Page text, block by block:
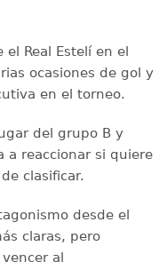
Real Estelí en el
ocasiones de gol y
en el torneo.
del grupo B y
a reaccionar si quiere
clasificar.
desde el
claras, pero
al